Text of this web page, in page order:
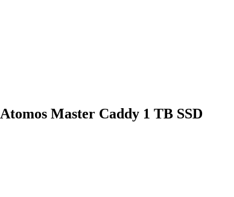
Atomos Master Caddy 1 TB SSD